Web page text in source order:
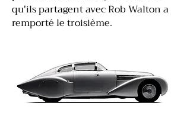
qu'ils partagent avec Rob Walton a
remporté le troisième.